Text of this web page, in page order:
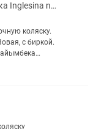
Прогулочная коляска Inglesina now
коляску.
с биркой.